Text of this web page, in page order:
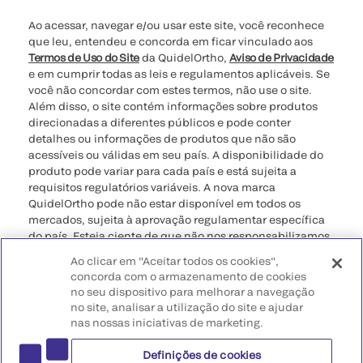
Ao acessar, navegar e/ou usar este site, você reconhece
que leu, entendeu e concorda em ficar vinculado aos
Termos de Uso do Siteda QuidelOrtho, Aviso de Privacidade
e em cumprir todas as leis e regulamentos aplicáveis. Se
você não concordar com estes termos, não use o site.
Além disso, o site contém informações sobre produtos
direcionadas a diferentes públicos e pode conter
detalhes ou informações de produtos que não são
acessíveis ou válidas em seu país. A disponibilidade do
produto pode variar para cada país e está sujeita a
requisitos regulatórios variáveis. A nova marca
QuidelOrtho pode não estar disponível em todos os
mercados, sujeita à aprovação regulamentar específica
do país. Esteja ciente de que não nos responsabilizamos
estar em conformidade com qualquer processo legal,
regulamento, registro ou uso no seu país de origem.
©2026 QuidelOrtho Corporation. Todos os direitos
Ao clicar em "Aceitar todos os cookies",
concorda com o armazenamento de cookies
no seu dispositivo para melhorar a navegação
no site, analisar a utilização do site e ajudar
nas nossas iniciativas de marketing.
Definições de cookies